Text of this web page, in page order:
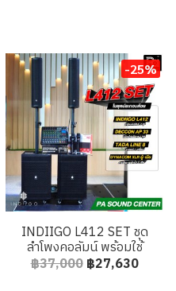
-25%
INDIIGO L412 SET ชุด
ลำโพงคอลัมน์ พร้อมใช้
฿37,000 ฿27,630